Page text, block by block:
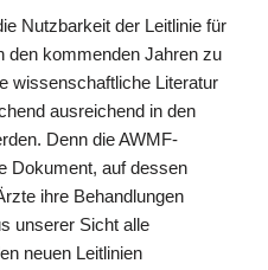
Nutzbarkeit der Leitlinie für
den kommenden Jahren zu
wissenschaftliche Literatur
ausreichend in den
Denn die AWMF-
Dokument, auf dessen
ihre Behandlungen
unserer Sicht alle
neuen Leitlinien